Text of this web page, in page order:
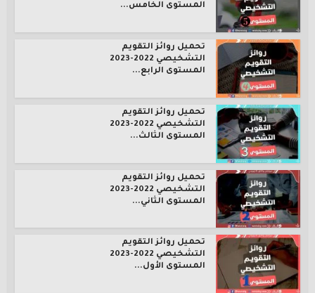
المستوى الخامس...
تحميل روائز التقويم
التشخيصي 2022-2023
المستوى الرابع...
تحميل روائز التقويم
التشخيصي 2022-2023
المستوى الثالث...
تحميل روائز التقويم
التشخيصي 2022-2023
المستوى الثاني...
تحميل روائز التقويم
التشخيصي 2022-2023
المستوى الأول...